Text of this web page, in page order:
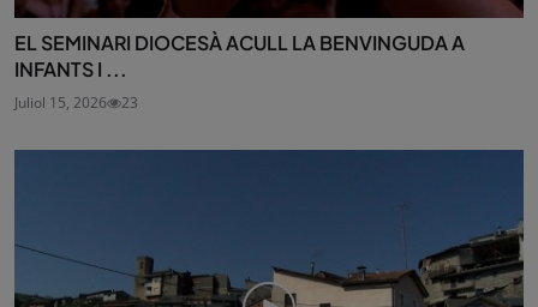
EL SEMINARI DIOCESÀ ACULL LA BENVINGUDA A
INFANTS I ...
Juliol 15, 2026 23